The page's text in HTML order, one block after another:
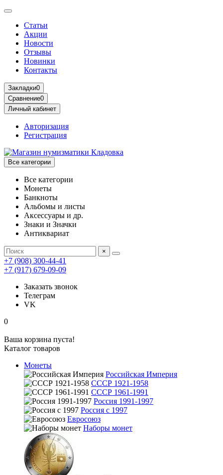
Статьи
Акции
Новости
Отзывы
Новинки
Контакты
Закладки0
Сравнение0
Личный кабинет
Авторизация
Регистрация
Все категории
Все категории
Монеты
Банкноты
Альбомы и листы
Аксессуары и др.
Знаки и Значки
Антиквариат
×
+7 (908) 300-44-41
+7 (917) 679-09-09
Заказать звонок
Телеграм
VK
0
Ваша корзина пуста!
Каталог товаров
Монеты
Российская Империя
СССР 1921-1958
СССР 1961-1991
Россия 1991-1997
Россия с 1997
Евросоюз
Наборы монет